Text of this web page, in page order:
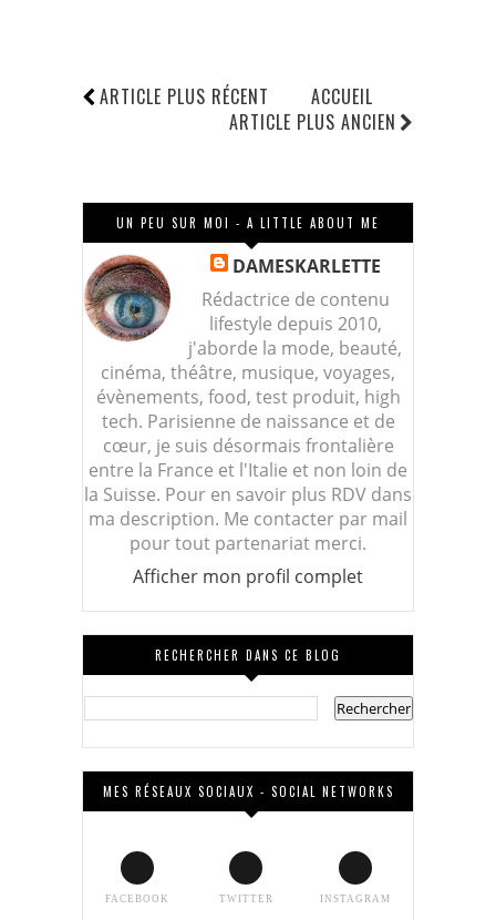
ARTICLE PLUS RÉCENT
ARTICLE PLUS ANCIEN
ACCUEIL
UN PEU SUR MOI - A LITTLE ABOUT ME
DAMESKARLETTE
Rédactrice de contenu
lifestyle depuis 2010,
j'aborde la mode, beauté,
cinéma, théâtre, musique, voyages,
évènements, food, test produit, high
tech. Parisienne de naissance et de
cœur, je suis désormais frontalière
entre la France et l'Italie et non loin de
la Suisse. Pour en savoir plus RDV dans
ma description. Me contacter par mail
pour tout partenariat merci.
Afficher mon profil complet
RECHERCHER DANS CE BLOG
MES RÉSEAUX SOCIAUX - SOCIAL NETWORKS
FACEBOOK TWITTER INSTAGRAM